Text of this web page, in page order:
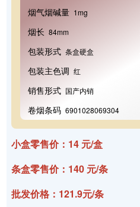
烟气烟碱量 1mg
烟长 84mm
包装形式 条盒硬盒
包装主色调 红
销售形式 国产内销
卷烟条码 6901028069304
小盒零售价：14 元/盒
条盒零售价：140 元/条
批发价格：121.9元/条